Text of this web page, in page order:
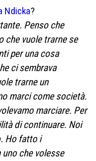
Ndicka?
Penso che
che vuole trarne se
per una cosa
ci sembrava
trarne un
marci come società.
marciare. Per
di continuare. Noi
Ho fatto i
uno che volesse